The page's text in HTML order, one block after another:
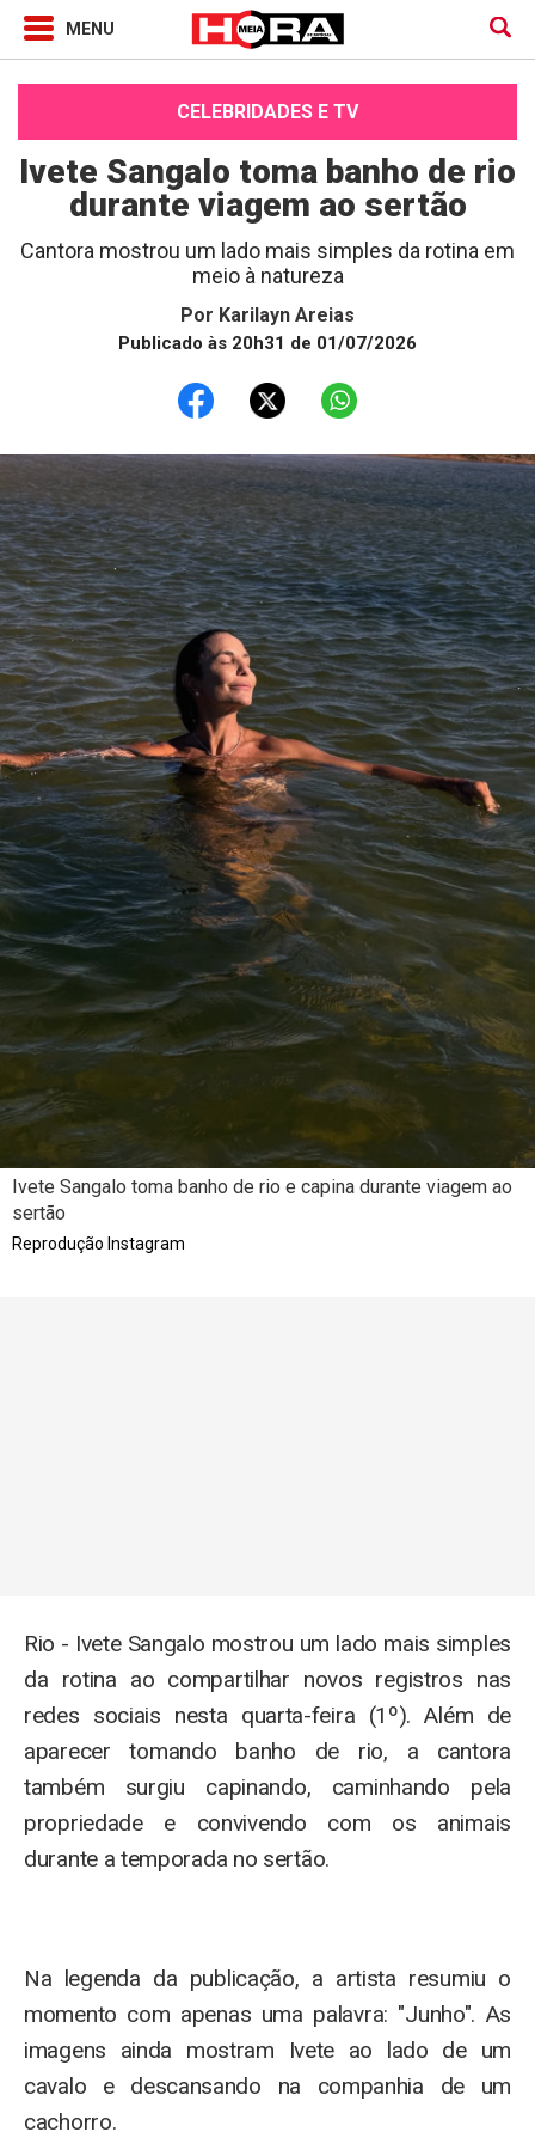
CELEBRIDADES E TV
Ivete Sangalo toma banho de rio
durante viagem ao sertão
Cantora mostrou um lado mais simples da rotina em
meio à natureza
Por Karilayn Areias
Publicado às 20h31 de 01/07/2026
Ivete Sangalo toma banho de rio e capina durante viagem ao
sertão
Reprodução Instagram
Rio - Ivete Sangalo mostrou um lado mais simples
da rotina ao compartilhar novos registros nas
redes sociais nesta quarta-feira (1º). Além de
aparecer tomando banho de rio, a cantora
também surgiu capinando, caminhando pela
propriedade e convivendo com os animais
durante a temporada no sertão.
Na legenda da publicação, a artista resumiu o
momento com apenas uma palavra: "Junho". As
imagens ainda mostram Ivete ao lado de um
cavalo e descansando na companhia de um
cachorro.